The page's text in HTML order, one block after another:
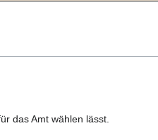
das Amt wählen lässt.